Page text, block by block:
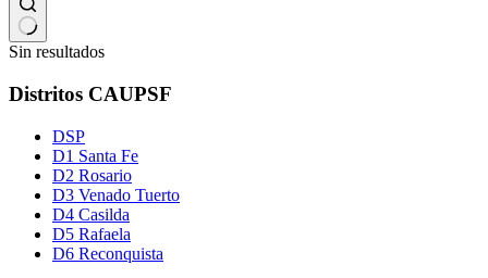
Sin resultados
Distritos CAUPSF
DSP
D1 Santa Fe
D2 Rosario
D3 Venado Tuerto
D4 Casilda
D5 Rafaela
D6 Reconquista